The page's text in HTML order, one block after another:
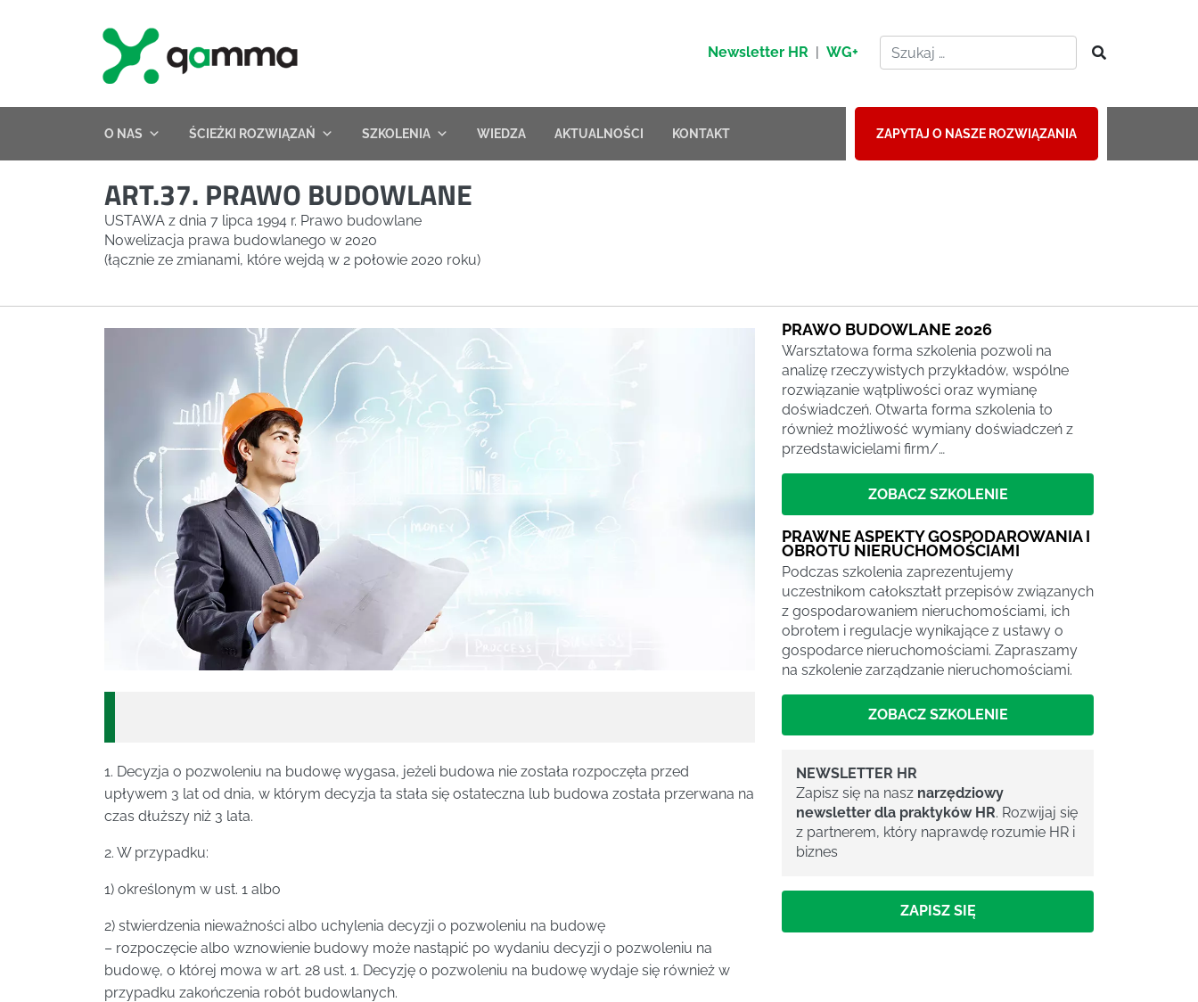
Newsletter HR | WG+
O NAS ŚCIEŻKI ROZWIĄZAŃ SZKOLENIA WIEDZA AKTUALNOŚCI KONTAKT ZAPYTAJ O NASZE ROZWIĄZANIA
ART.37. PRAWO BUDOWLANE
USTAWA z dnia 7 lipca 1994 r. Prawo budowlane
Nowelizacja prawa budowlanego w 2020
(łącznie ze zmianami, które wejdą w 2 połowie 2020 roku)
1. Decyzja o pozwoleniu na budowę wygasa, jeżeli budowa nie została rozpoczęta przed
upływem 3 lat od dnia, w którym decyzja ta stała się ostateczna lub budowa została przerwana na
czas dłuższy niż 3 lata.
2. W przypadku:
1) określonym w ust. 1 albo
2) stwierdzenia nieważności albo uchylenia decyzji o pozwoleniu na budowę
– rozpoczęcie albo wznowienie budowy może nastąpić po wydaniu decyzji o pozwoleniu na
budowę, o której mowa w art. 28 ust. 1. Decyzję o pozwoleniu na budowę wydaje się również w
przypadku zakończenia robót budowlanych.
PRAWO BUDOWLANE 2026
Warsztatowa forma szkolenia pozwoli na
analizę rzeczywistych przykładów, wspólne
rozwiązanie wątpliwości oraz wymianę
doświadczeń. Otwarta forma szkolenia to
również możliwość wymiany doświadczeń z
przedstawicielami firm/…
ZOBACZ SZKOLENIE
PRAWNE ASPEKTY GOSPODAROWANIA I
OBROTU NIERUCHOMOŚCIAMI
Podczas szkolenia zaprezentujemy
uczestnikom całokształt przepisów związanych
z gospodarowaniem nieruchomościami, ich
obrotem i regulacje wynikające z ustawy o
gospodarce nieruchomościami. Zapraszamy
na szkolenie zarządzanie nieruchomościami.
ZOBACZ SZKOLENIE
NEWSLETTER HR
Zapisz się na nasz narzędziowy
newsletter dla praktyków HR. Rozwijaj się
z partnerem, który naprawdę rozumie HR i
biznes
ZAPISZ SIĘ